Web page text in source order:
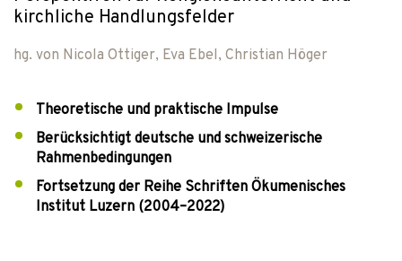
kirchliche Handlungsfelder
hg. von Nicola Ottiger, Eva Ebel, Christian Höger
Theoretische und praktische Impulse
Berücksichtigt deutsche und schweizerische
Rahmenbedingungen
Fortsetzung der Reihe Schriften Ökumenisches
Institut Luzern (2004–2022)